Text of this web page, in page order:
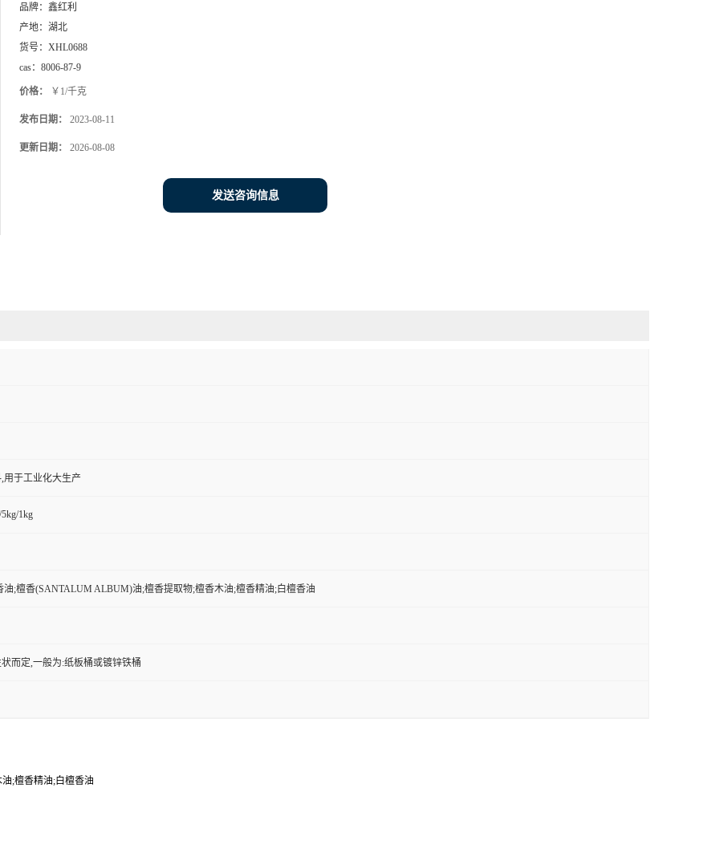
品牌： 鑫红利
产地： 湖北
货号： XHL0688
cas： 8006-87-9
价格： ￥1/千克
发布日期： 2023-08-11
更新日期： 2026-08-08
发送咨询信息
用于工业化大生产
1kg
油;檀香(SANTALUM ALBUM)油;檀香提取物;檀香木油;檀香精油;白檀香油
而定,一般为:纸板桶或镀锌铁桶
;檀香精油;白檀香油